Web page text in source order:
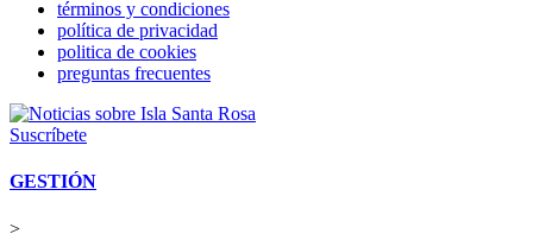
términos y condiciones
política de privacidad
politica de cookies
preguntas frecuentes
Suscríbete
GESTIÓN
>